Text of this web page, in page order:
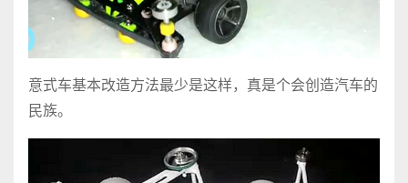
意式车基本改造方法最少是这样，真是个会创造汽车的
民族。